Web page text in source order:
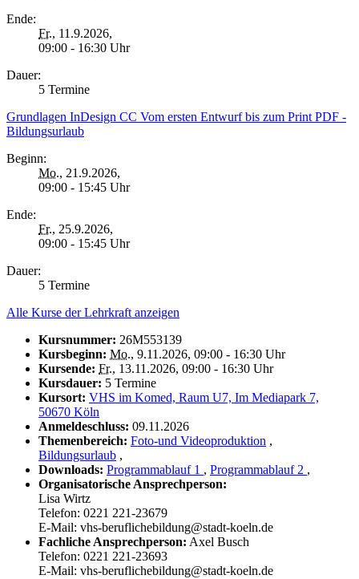
Ende:
Fr., 11.9.2026,
09:00 - 16:30 Uhr
Dauer:
5 Termine
Grundlagen InDesign CC Vom ersten Entwurf bis zum Print PDF -
Bildungsurlaub
Beginn:
Mo., 21.9.2026,
09:00 - 15:45 Uhr
Ende:
Fr., 25.9.2026,
09:00 - 15:45 Uhr
Dauer:
5 Termine
Alle Kurse der Lehrkraft anzeigen
Kursnummer: 26M553139
Kursbeginn: Mo., 9.11.2026, 09:00 - 16:30 Uhr
Kursende: Fr., 13.11.2026, 09:00 - 16:30 Uhr
Kursdauer: 5 Termine
Kursort: VHS im Komed, Raum U7, Im Mediapark 7,
50670 Köln
Anmeldeschluss: 09.11.2026
Themenbereich: Foto-und Videoproduktion ,
Bildungsurlaub ,
Downloads: Programmablauf 1 , Programmablauf 2 ,
Organisatorische Ansprechperson:
Lisa Wirtz
Telefon: 0221 221-23679
E-Mail: vhs-beruflichebildung@stadt-koeln.de
Fachliche Ansprechperson: Axel Busch
Telefon: 0221 221-23693
E-Mail: vhs-beruflichebildung@stadt-koeln.de